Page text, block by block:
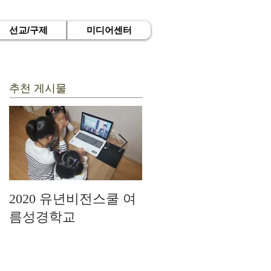
선교/구제 미디어센터
추천 게시물
2020 유년비전스쿨 여
름성경학교